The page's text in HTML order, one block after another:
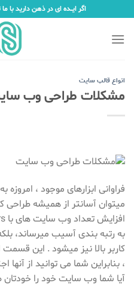
to
content
اگر ایـــده ای در ذهن دارید با ما تماس
انواع قالب سایت
مشکلات طراحی وب
فراوانی ابزارهای موجود ،
میتوان آسانتر از همیشه طراحی
به رتبه بندی آسیب میرساند،
کاربر بالا نیز میشود . این
، بنابراین شما می توانید از
آیا شما وب سایت خود را خودتان